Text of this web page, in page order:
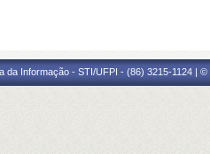
da Informação - STI/UFPI - (86) 3215-1124 |